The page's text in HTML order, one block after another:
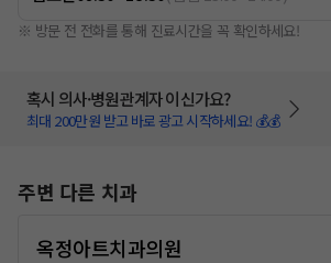
※ 방문 전 전화를 통해 진료시간을 꼭 확인하세요!
혹시 의사·병원관계자 이신가요?
최대 200만원 받고 바로 광고 시작하세요! 💰💰
주변 다른 치과
옥정아트치과의원